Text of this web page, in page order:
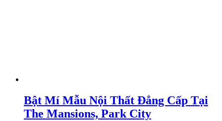
Bật Mí Mẫu Nội Thất Đẳng Cấp Tại
The Mansions, Park City